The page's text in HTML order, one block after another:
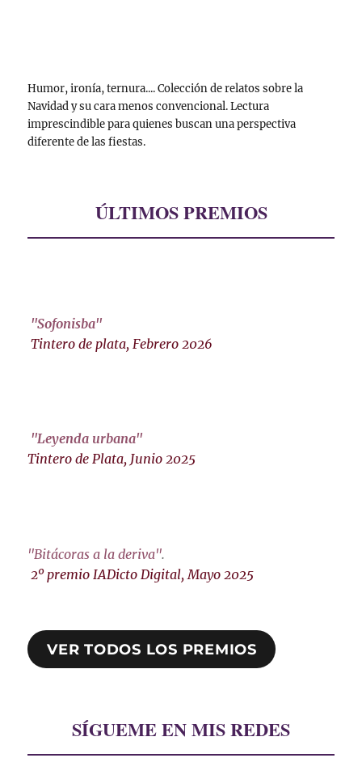
Humor, ironía, ternura.... Colección de relatos sobre la
Navidad y su cara menos convencional. Lectura
imprescindible para quienes buscan una perspectiva
diferente de las fiestas.
ÚLTIMOS PREMIOS
"Sofonisba"
Tintero de plata, Febrero 2026
"Leyenda urbana"
Tintero de Plata, Junio 2025
"Bitácoras a la deriva".
2º premio IADicto Digital, Mayo 2025
VER TODOS LOS PREMIOS
SÍGUEME EN MIS REDES